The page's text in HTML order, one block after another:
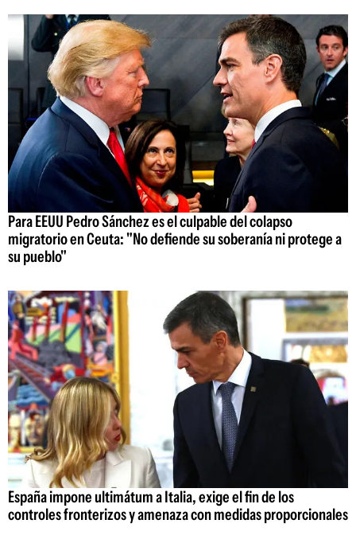
Para EEUU Pedro Sánchez es el culpable del colapso
migratorio en Ceuta: "No defiende su soberanía ni protege a
su pueblo"
España impone ultimátum a Italia, exige el fin de los
controles fronterizos y amenaza con medidas proporcionales